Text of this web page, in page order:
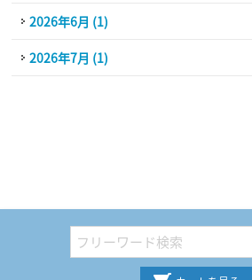
2026年6月 (1)
2026年7月 (1)